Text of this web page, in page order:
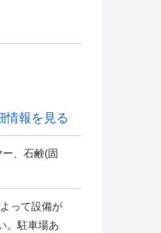
情報を見る
、石鹸(固
って設備が
。駐車場あ